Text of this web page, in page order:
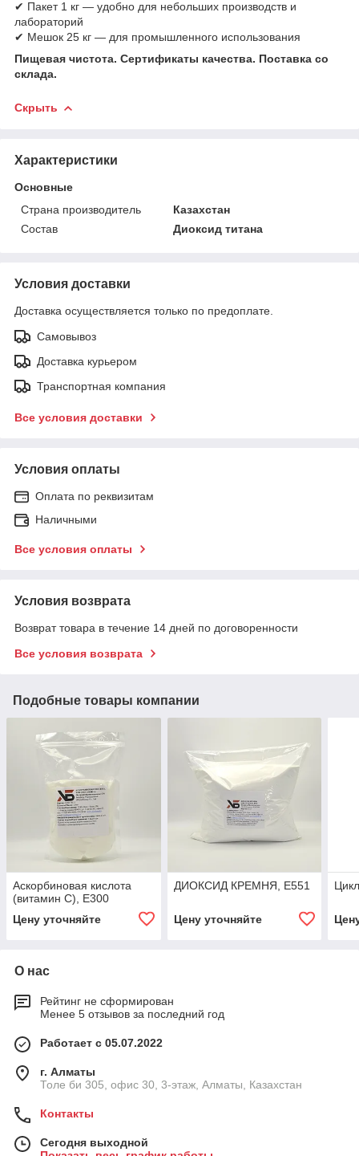
✔ Пакет 1 кг — удобно для небольших производств и
лабораторий
✔ Мешок 25 кг — для промышленного использования
Пищевая чистота. Сертификаты качества. Поставка со
склада.
Скрыть
Характеристики
Основные
Страна производитель
Казахстан
Состав
Диоксид титана
Условия доставки
Доставка осуществляется только по предоплате.
Самовывоз
Доставка курьером
Транспортная компания
Все условия доставки
Условия оплаты
Оплата по реквизитам
Наличными
Все условия оплаты
Условия возврата
Возврат товара в течение 14 дней по договоренности
Все условия возврата
Подобные товары компании
Аскорбиновая кислота
(витамин С), Е300
Цену уточняйте
ДИОКСИД КРЕМНЯ, Е551
Цену уточняйте
О нас
Рейтинг не сформирован
Менее 5 отзывов за последний год
Работает с 05.07.2022
г. Алматы
Толе би 305, офис 30, 3-этаж, Алматы, Казахстан
Контакты
Сегодня выходной